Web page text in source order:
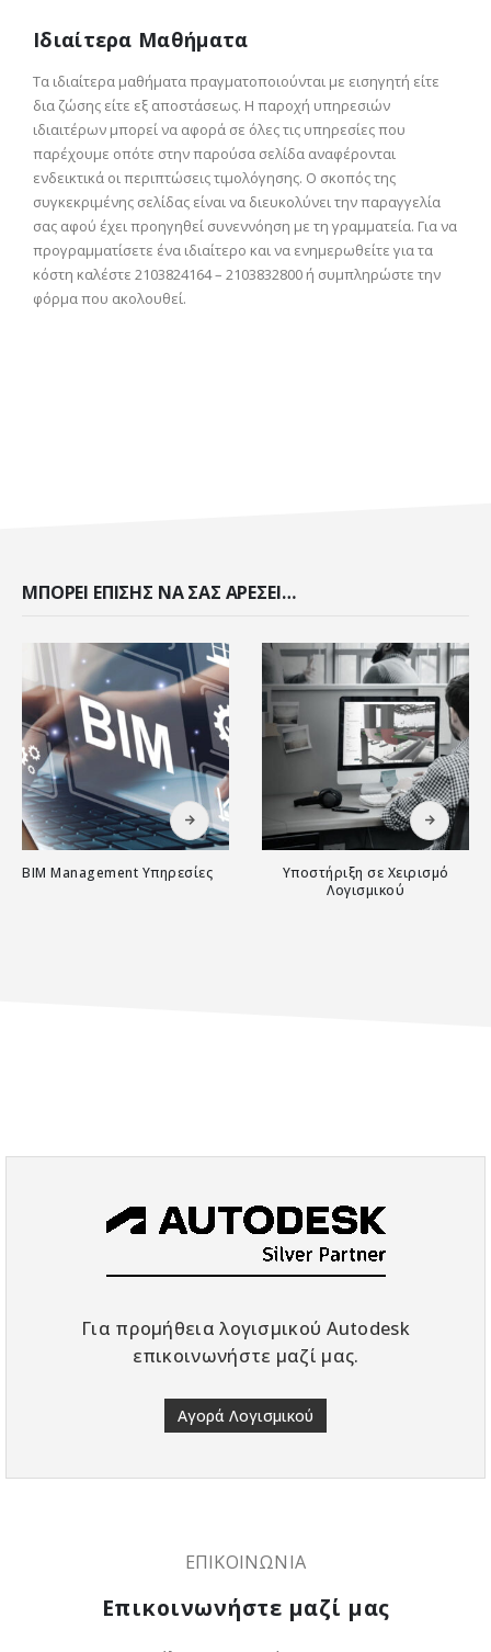
Ιδιαίτερα Μαθήματα
Τα ιδιαίτερα μαθήματα πραγματοποιούνται με εισηγητή είτε
δια ζώσης είτε εξ αποστάσεως. Η παροχή υπηρεσιών
ιδιαιτέρων μπορεί να αφορά σε όλες τις υπηρεσίες που
παρέχουμε οπότε στην παρούσα σελίδα αναφέρονται
ενδεικτικά οι περιπτώσεις τιμολόγησης. Ο σκοπός της
συγκεκριμένης σελίδας είναι να διευκολύνει την παραγγελία
σας αφού έχει προηγηθεί συνεννόηση με τη γραμματεία. Για να
προγραμματίσετε ένα ιδιαίτερο και να ενημερωθείτε για τα
κόστη καλέστε 2103824164 – 2103832800 ή συμπληρώστε την
φόρμα που ακολουθεί.
ΜΠΟΡΕΊ ΕΠΊΣΗΣ ΝΑ ΣΑΣ ΑΡΈΣΕΙ…
BIM Management Υπηρεσίες
Υποστήριξη σε Χειρισμό
Λογισμικού
Για προμήθεια λογισμικού Autodesk
επικοινωνήστε μαζί μας.
Αγορά Λογισμικού
ΕΠΙΚΟΙΝΩΝΙΑ
Επικοινωνήστε μαζί μας